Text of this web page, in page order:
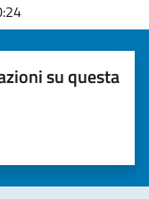
su questa
stelle)la chiarezza delle